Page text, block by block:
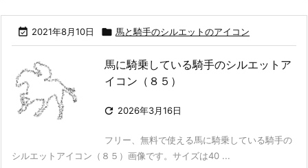
 2021年8月10日  馬と騎手のシルエットのアイコン
馬に騎乗している騎手のシルエットア
イコン（８５）
 2026年3月16日
フリー、無料で使える馬に騎乗している騎手の
シルエットアイコン（８５）画像です。サイズは40 ...